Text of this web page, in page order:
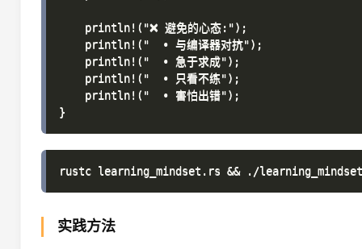
    println!("❌ 避免的心态:");
    println!("  • 与编译器对抗");
    println!("  • 急于求成");
    println!("  • 只看不练");
    println!("  • 害怕出错");
实践方法